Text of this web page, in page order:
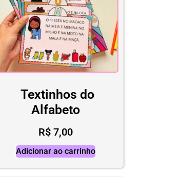
Textinhos do
Alfabeto
R$ 7,00
Adicionar ao carrinho